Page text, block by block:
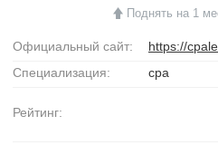
Поднять на 1
Официальный сайт:
https://
Специализация:
cpa
Рейтинг: